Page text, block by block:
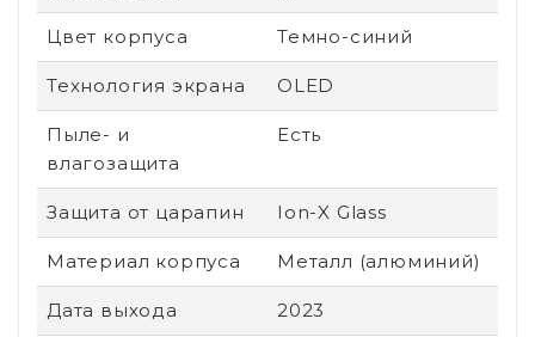
Цвет корпуса Темно-синий
Технология экрана OLED
Пыле- и
влагозащита
Есть
Защита от царапин Ion-X Glass
Материал корпуса Металл (алюминий)
Дата выхода 2023